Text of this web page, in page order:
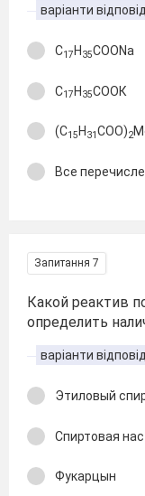
варіанти
С17 Н 35СООNa
С17Н35СООК
(С15 Н 31СОО)2
Все
Запитання 7
Какой реактив
определить
варіанти
Этиловый
Спиртовая
Фукарцын